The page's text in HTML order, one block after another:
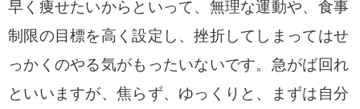
早く痩せたいからといって、無理な運動や、食事
制限の目標を高く設定し、挫折してしまってはせ
っかくのやる気がもったいないです。急がば回れ
といいますが、焦らず、ゆっくりと、まずは自分